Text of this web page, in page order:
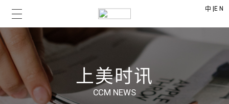
中 |EN
上美时讯
CCM NEWS